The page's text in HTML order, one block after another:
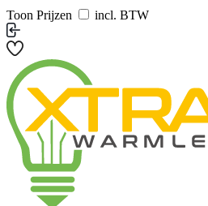
Toon Prijzen incl. BTW